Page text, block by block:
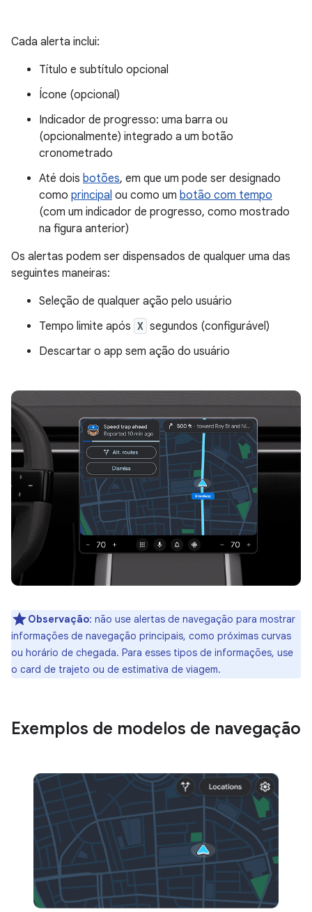
Cada alerta inclui:
Título e subtítulo opcional
Ícone (opcional)
Indicador de progresso: uma barra ou
(opcionalmente) integrado a um botão
cronometrado
Até dois botões, em que um pode ser designado
como principal ou como um botão com tempo
(com um indicador de progresso, como mostrado
na figura anterior)
Os alertas podem ser dispensados de qualquer uma das
seguintes maneiras:
Seleção de qualquer ação pelo usuário
Tempo limite após X segundos (configurável)
Descartar o app sem ação do usuário
Observação: não use alertas de navegação para mostrar
informações de navegação principais, como próximas curvas
ou horário de chegada. Para esses tipos de informações, use
o card de trajeto ou de estimativa de viagem.
Exemplos de modelos de navegação